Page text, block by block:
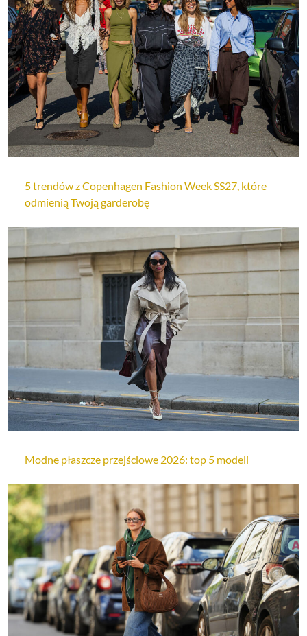
5 trendów z Copenhagen Fashion Week SS27, które
odmienią Twoją garderobę
Modne płaszcze przejściowe 2026: top 5 modeli